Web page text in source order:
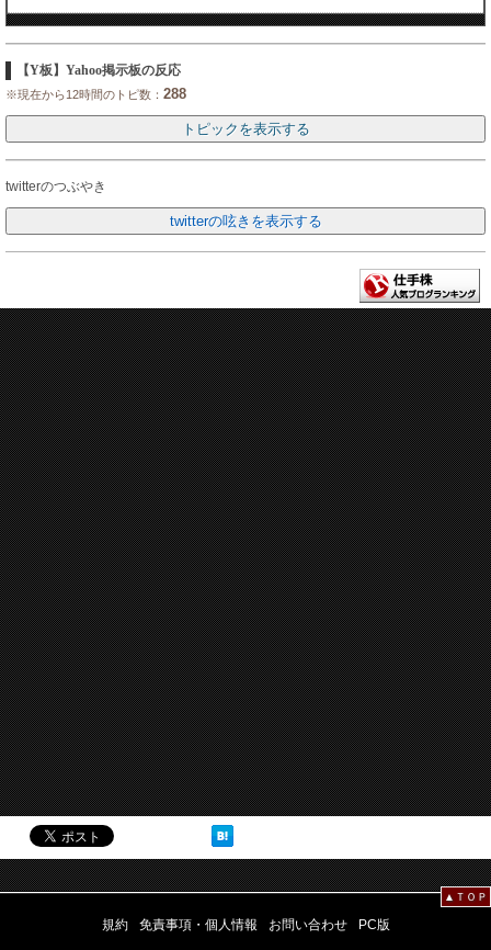
【Y板】Yahoo掲示板の反応
※現在から12時間のトピ数： 288
twitterのつぶやき
▲ＴＯＰ
規約 免責事項・個人情報 お問い合わせ PC版